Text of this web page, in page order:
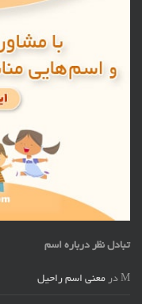
تبادل نظر درباره اسم
M در معنی اسم راحیل